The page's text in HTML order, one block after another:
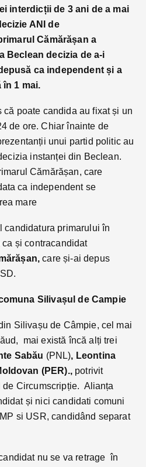
interdicții de 3 ani de a mai
ANI de
Cămărășan a
Beclean decizia de a-i
ca independent și a
1 mai.
poate candida au fixat și un
de ore. Chiar înainte de
unui partid politic au
instanței din Beclean.
Cămărășan, care
ca independent se
mare
candidatura primarului în
și contracandidat
care și-ai depus
Silivașul de Campie
Silivașu de Câmpie, cel mai
mai există încă alți trei
Sabău (PNL), Leontina
(PER)., potrivit
Circumscripție. Alianța
și nici candidati comuni
si USR, candidând separat
nu se va retrage în